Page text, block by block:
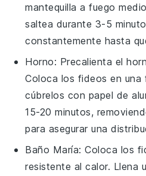
mantequilla a fuego
saltea durante 3-5
constantemente hasta
Horno: Precalienta el
Coloca los fideos en una
cúbrelos con papel de
15-20 minutos,
para asegurar una
Baño María: Coloca los
resistente al calor. Llena